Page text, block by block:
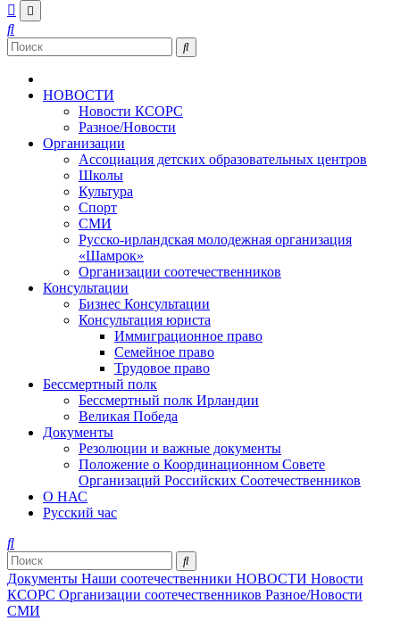
НОВОСТИ
Новости КСОРС
Разное/Новости
Организации
Ассоциация детских образовательных центров
Школы
Культура
Спорт
СМИ
Русско-ирландская молодежная организация
«Шамрок»
Организации соотечественников
Консультации
Бизнес Консультации
Консультация юриста
Иммиграционное право
Семейное право
Трудовое право
Бессмертный полк
Бессмертный полк Ирландии
Великая Победа
Документы
Резолюции и важные документы
Положение о Координационном Совете
Организаций Российских Соотечественников
О НАС
Русский час
Документы Наши соотечественники НОВОСТИ Новости
КСОРС Организации соотечественников Разное/Новости
СМИ